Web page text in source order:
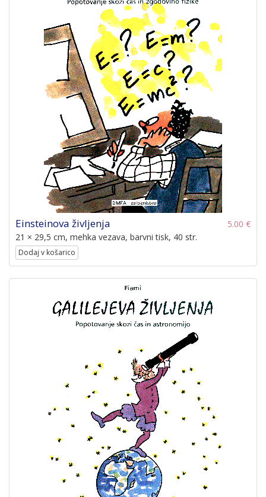
Einsteinova življenja
5.00 €
21 × 29,5 cm, mehka vezava, barvni tisk, 40 str.
Dodaj v košarico